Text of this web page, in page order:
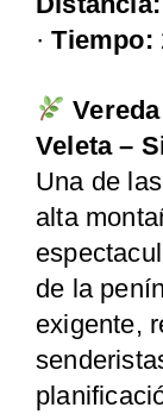
·Tiempo:
Veleta –
Una de
alta
de la
exigente,